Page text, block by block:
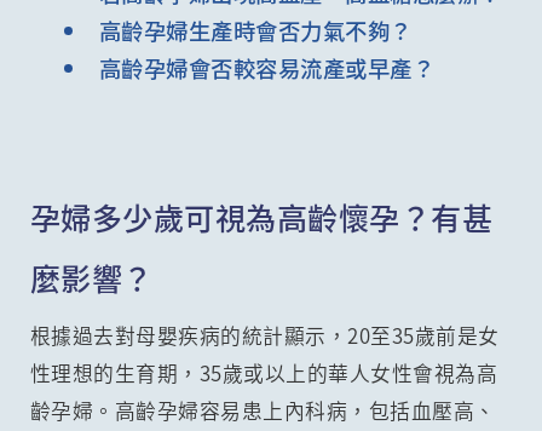
高齡孕婦生產時會否力氣不夠？
高齡孕婦會否較容易流產或早產？
孕婦多少歲可視為高齡懷孕？有甚
麼影響？
根據過去對母嬰疾病的統計顯示，20至35歲前是女
性理想的生育期，35歲或以上的華人女性會視為高
齡孕婦。高齡孕婦容易患上內科病，包括血壓高、